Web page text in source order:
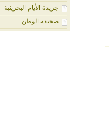
جريدة الأيام البحرينية
صحيفة الوطن